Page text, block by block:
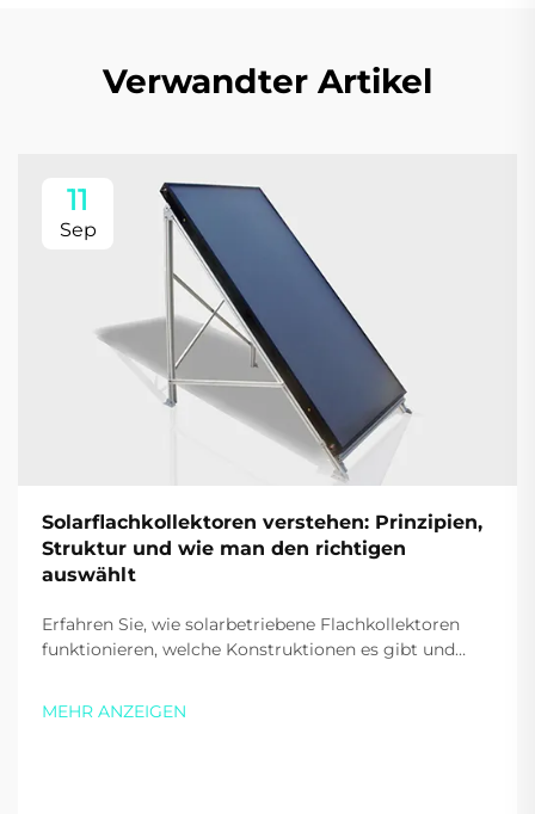
Verwandter Artikel
11
Sep
Solarflachkollektoren verstehen: Prinzipien,
Struktur und wie man den richtigen
auswählt
Erfahren Sie, wie solarbetriebene Flachkollektoren
funktionieren, welche Konstruktionen es gibt und
MEHR ANZEIGEN